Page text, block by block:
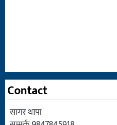
Contact
सागर थापा